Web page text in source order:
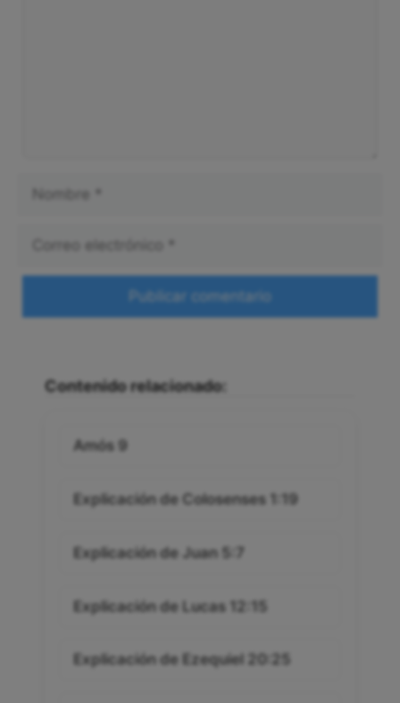
Contenido relacionado:
Amós 9
Explicación de Colosenses 1:19
Explicación de Juan 5:7
Explicación de Lucas 12:15
Explicación de Ezequiel 20:25